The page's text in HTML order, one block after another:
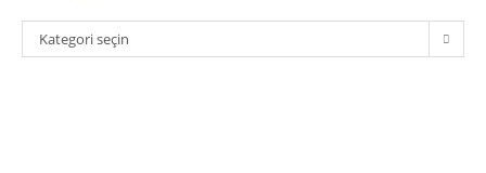
Kategoriler
Kategori seçin